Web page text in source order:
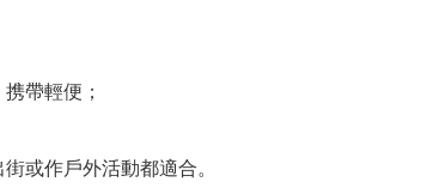
帶輕便；
或作戶外活動都適合。